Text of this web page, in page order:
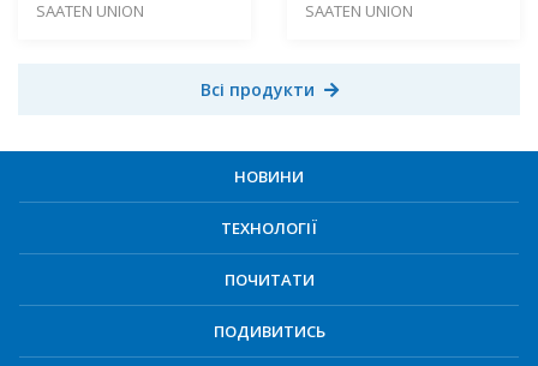
SAATEN UNION SAATEN UNION
Всі продукти
НОВИНИ
ТЕХНОЛОГІЇ
ПОЧИТАТИ
ПОДИВИТИСЬ